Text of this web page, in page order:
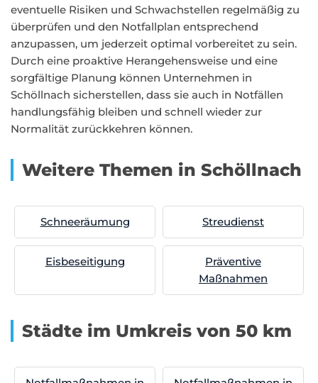
eventuelle Risiken und Schwachstellen regelmäßig zu
überprüfen und den Notfallplan entsprechend
anzupassen, um jederzeit optimal vorbereitet zu sein.
Durch eine proaktive Herangehensweise und eine
sorgfältige Planung können Unternehmen in
Schöllnach sicherstellen, dass sie auch in Notfällen
handlungsfähig bleiben und schnell wieder zur
Normalität zurückkehren können.
Weitere Themen in Schöllnach
Schneeräumung Streudienst
Eisbeseitigung
Präventive
Maßnahmen
Städte im Umkreis von 50 km